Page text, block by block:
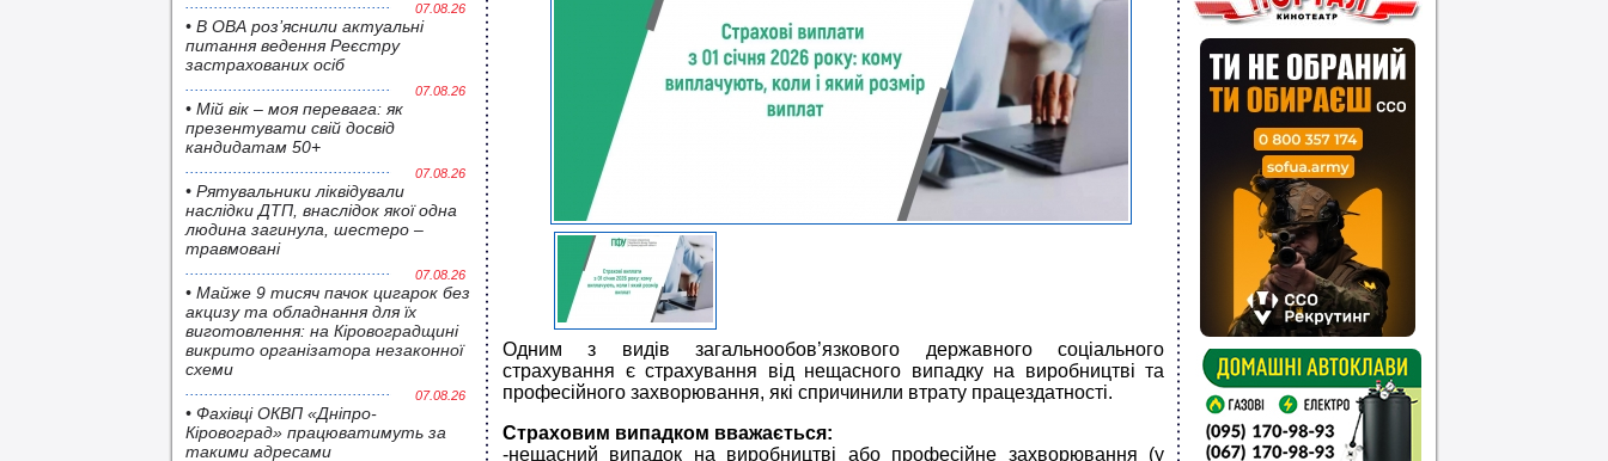
07.08.26
• В ОВА роз’яснили актуальні
питання ведення Реєстру
застрахованих осіб
07.08.26
• Мій вік – моя перевага: як
презентувати свій досвід
кандидатам 50+
07.08.26
• Pятувальники ліквідували
наслідки ДТП, внаслідок якої одна
людина загинула, шестеро –
травмовані
07.08.26
• Майже 9 тисяч пачок цигарок без
акцизу та обладнання для їх
виготовлення: на Кіровоградщині
викрито організатора незаконної
схеми
07.08.26
• Фахівці ОКВП «Дніпро-
Кіровоград» працюватимуть за
такими адресами
Одним з видів загальнообов’язкового державного соціального
страхування є страхування від нещасного випадку на виробництві та
професійного захворювання, які спричинили втрату працездатності.
Страховим випадком вважається:
-нещасний випадок на виробництві або професійне захворювання (у